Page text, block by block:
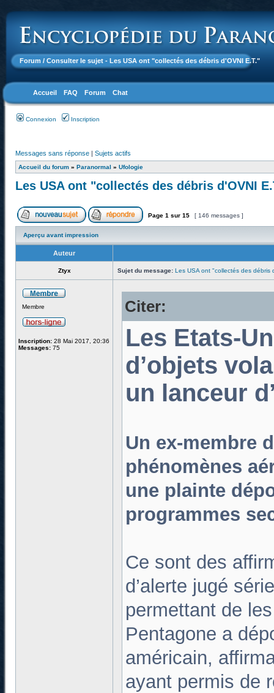
Forum / Consulter le sujet - Les USA ont "collectés des débris d'OVNI E.T."
Accueil FAQ Forum Chat
Connexion Inscription
Messages sans réponse | Sujets actifs
Accueil du forum » Paranormal » Ufologie
Les USA ont "collectés des débris d'OVNI
Page 1 sur 15 [ 146 messages ]
Aperçu avant impression
Auteur
Ztyx Sujet du message: Les USA ont "collectés des débris
Membre
Inscription: 28 Mai 2017, 20:36
Messages: 75
Citer:
Les Etats-
d’objets
un lanceur
Un ex-membre
phénomènes
une plainte
programmes
Ce sont des
d’alerte jugé
permettant de
Pentagone a
américain,
ayant permis de